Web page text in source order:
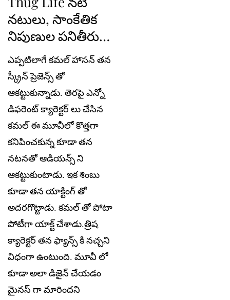
నటులు, సాంకేతిక
నిపుణుల పనితీరు…
ఎప్పటిలాగే కమల్ హాసన్ తన
స్క్రీన్ ప్రెజెన్స్ తో
ఆకట్టుకున్నాడు. తెరపై ఎన్నో
డిఫరెంట్ క్యారెక్టర్ లు చేసిన
కమల్ ఈ మూవీలో కొత్తగా
కనిపించకున్న కూడా తన
నటనతో ఆడియన్స్ ని
ఆకట్టుకుంటాడు. ఇక శింబు
కూడా తన యాక్టింగ్ తో
అదరగొట్టాడు. కమల్ తో పోటా
పోటీగా యాక్ట్ చేశాడు.త్రిష
క్యారెక్టర్ తన ఫ్యాన్స్ కి నచ్చని
విధంగా ఉంటుంది. మూవీ లో
కూడా అలా డిజైన్ చేయడం
మైనస్ గా మారిందని